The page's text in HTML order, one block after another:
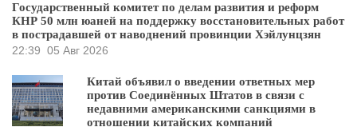
Государственный комитет по делам развития и реформ
КНР 50 млн юаней на поддержку восстановительных работ
в пострадавшей от наводнений провинции Хэйлунцзян
22:39 05 Авг 2026
Китай объявил о введении ответных мер
против Соединённых Штатов в связи с
недавними американскими санкциями в
отношении китайских компаний